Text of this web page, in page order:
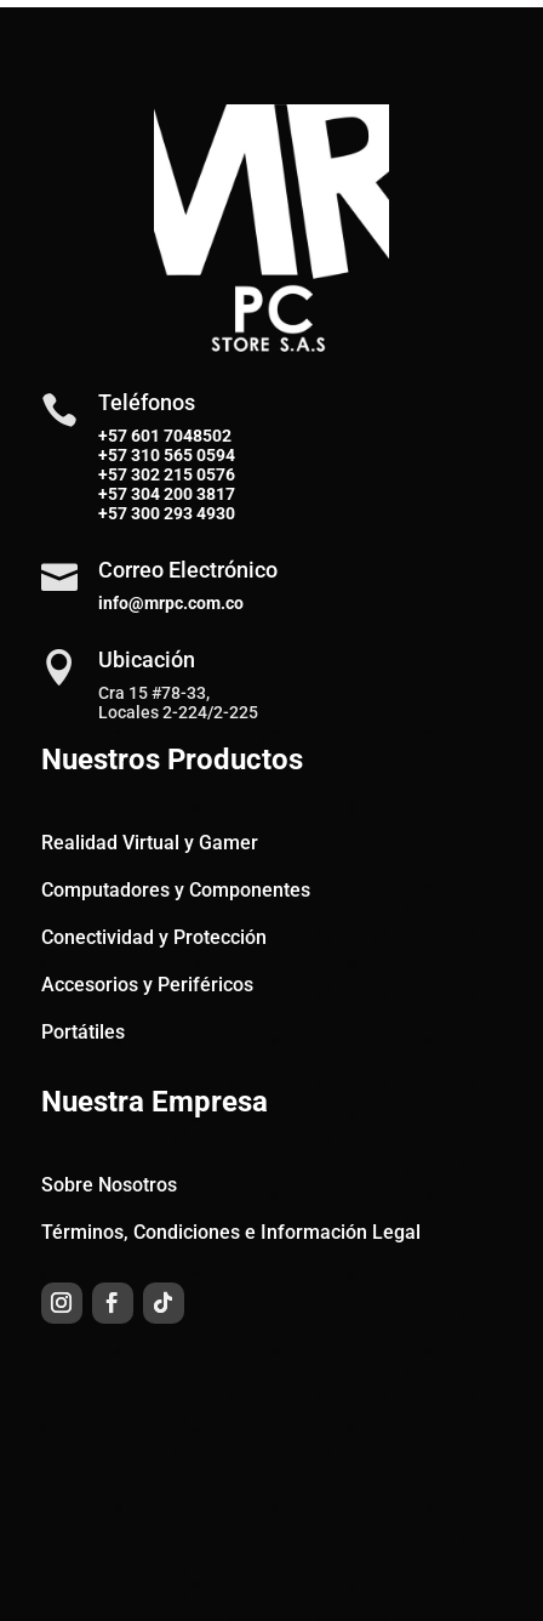
 Teléfonos
+57 601 7048502
+57310 565 0594
+57302 215 0576
+57304 200 3817
+57300 293 4930
 Correo Electrónico
info@mrpc.com.co
 Ubicación
Cra 15 #78-33,
Locales 2-224/2-225
Nuestros Productos
Realidad Virtual y Gamer
Computadores y Componentes
Conectividad y Protección
Accesorios y Periféricos
Portátiles
Nuestra Empresa
Sobre Nosotros
Términos, Condiciones e Información Legal